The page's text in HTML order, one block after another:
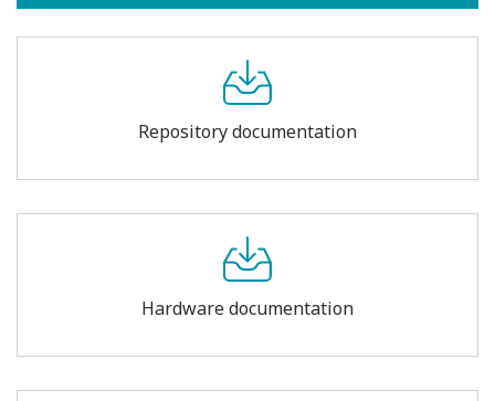
Repository documentation
Hardware documentation